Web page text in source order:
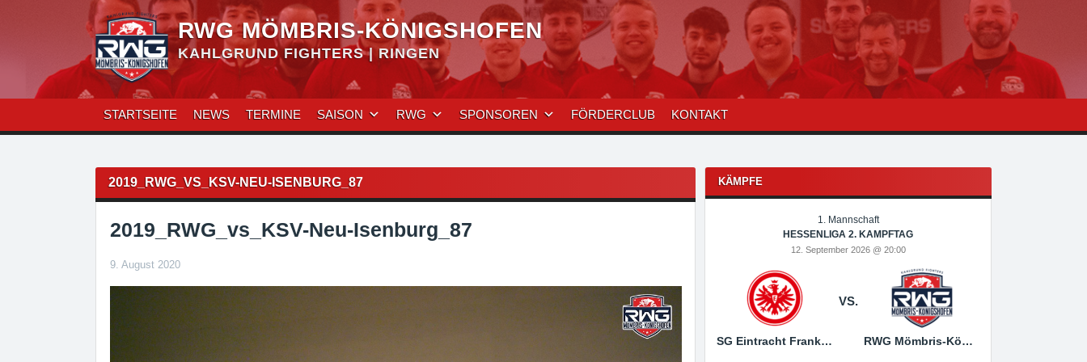
RWG MÖMBRIS-KÖNIGSHOFEN
KAHLGRUND FIGHTERS | RINGEN
STARTSEITE NEWS TERMINE SAISON RWG SPONSOREN FÖRDERCLUB KONTAKT
2019_RWG_VS_KSV-NEU-ISENBURG_87
2019_RWG_vs_KSV-Neu-Isenburg_87
9. August 2020
Beitragsnavigation KÄMPFE
1. Mannschaft
HESSENLIGA 2. KAMPFTAG
12. September 2026 @ 20:00
SG Eintracht Frankfurt
VS.
RWG Mömbris-Königshofen